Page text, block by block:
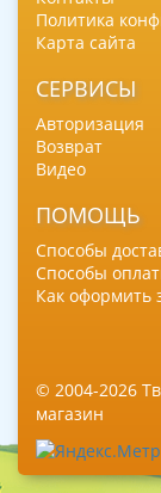
Политика
Карта сайта
СЕРВИСЫ
Авторизация
Возврат
Видео
ПОМОЩЬ
Способы
Способы
Как оформить
© 2004-2026
магазин